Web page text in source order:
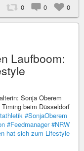
0 0 0
Laufboom:
Sonja Oberem
beim Düsseldorf
#SonjaOberem
#Feedmanager #NRW
hat sich zum Lifestyle